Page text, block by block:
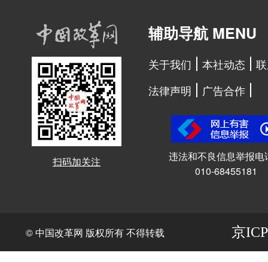
扫码加关注
辅助导航 MENU
关于我们 本社动态
法律声明
广告合作
违法和不良信息举报电
010-68455181
© 中国改革网 版权所有 不得转载 京